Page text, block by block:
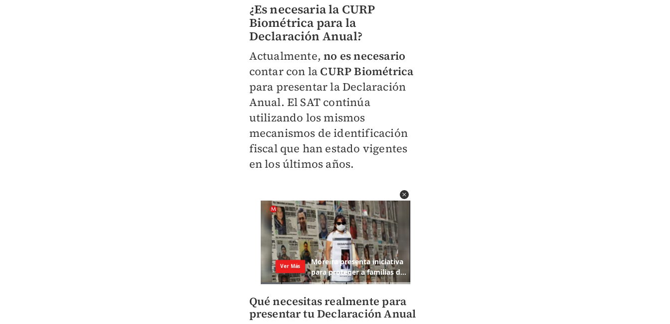
¿Es necesaria la CURP
Biométrica para la
Declaración Anual?
Actualmente,no es necesario
contar con la CURP Biométrica
para presentar la Declaración
Anual. El SAT continúa
utilizando los mismos
mecanismos de identificación
fiscal que han estado vigentes
en los últimos años.
Qué necesitas realmente para
presentar tu Declaración Anual